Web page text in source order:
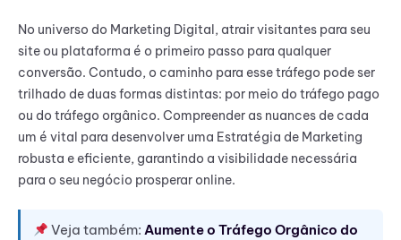
No universo do Marketing Digital, atrair visitantes para seu
site ou plataforma é o primeiro passo para qualquer
conversão. Contudo, o caminho para esse tráfego pode ser
trilhado de duas formas distintas: por meio do tráfego pago
ou do tráfego orgânico. Compreender as nuances de cada
um é vital para desenvolver uma Estratégia de Marketing
robusta e eficiente, garantindo a visibilidade necessária
para o seu negócio prosperar online.
Veja também:Aumente o Tráfego Orgânico do